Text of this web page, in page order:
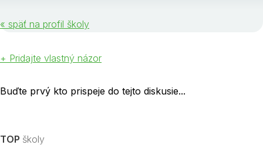
« späť na profil školy
+ Pridajte vlastný názor
Buďte prvý kto prispeje do tejto diskusie...
TOP školy